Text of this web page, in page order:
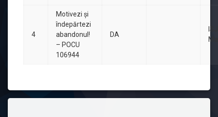
4
Motivezi și
îndepărtezi
abandonul!
– POCU
106944
DA
ISJ